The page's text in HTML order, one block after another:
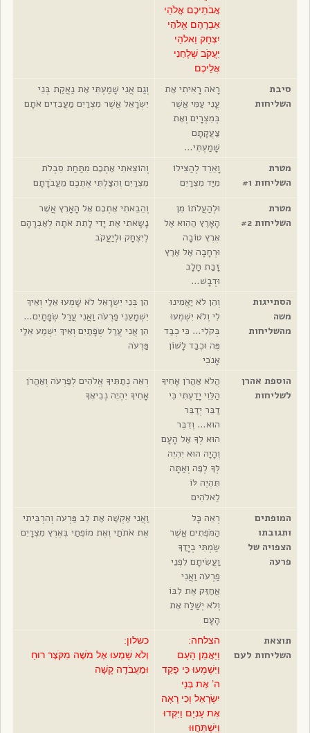
אֲבֹתֵיכֶם אֱלֹהֵי
אַבְרָהָם אֱלֹהֵי
יִצְחָק וֵאלֹהֵי
יַעֲקֹב שְׁלָחַנִי
אֲלֵיכֶם
סיבת
השליחות
רָאֹה רָאִיתִי אֶת
עֳנִי עַמִּי אֲשֶׁר
בְּמִצְרָיִם וְאֶת
צַעֲקָתָם
שָׁמַעְתִּי…
וְגַם אֲנִי שָׁמַעְתִּי אֶת נַאֲקַת בְּנֵי
יִשְׂרָאֵל אֲשֶׁר מִצְרַיִם מַעֲבִדִים אֹתָם
מטרת
השליחות #1
וָאֵרֵד לְהַצִּילוֹ
מִיַּד מִצְרַיִם
וְהוֹצֵאתִי אֶתְכֶם מִתַּחַת סִבְלֹת
מִצְרַיִם וְהִצַּלְתִּי אֶתְכֶם מֵעֲבֹדָתָם
מטרת
השליחות #2
וּלְהַעֲלֹתוֹ מִן
הָאָרֶץ הַהִוא אֶל
אֶרֶץ טוֹבָה
וּרְחָבָה אֶל אֶרֶץ
זָבַת חָלָב
וּדְבָשׁ…
וְהֵבֵאתִי אֶתְכֶם אֶל הָאָרֶץ אֲשֶׁר
נָשָׂאתִי אֶת יָדִי לָתֵת אֹתָהּ לְאַבְרָהָם
לְיִצְחָק וּלְיַעֲקֹב
הסתייגות
משה
מהשליחות
וְהֵן לֹא יַאֲמִינוּ
לִי וְלֹא יִשְׁמְעוּ
בְּקֹלִי… כִּי כְבַד
פֶּה וּכְבַד לָשׁוֹן
אָנֹכִי
הֵן בְּנֵי יִשְׂרָאֵל לֹא שָׁמְעוּ אֵלַי וְאֵיךְ
יִשְׁמָעֵנִי פַרְעֹה וַאֲנִי עֲרַל שְׂפָתָיִם…
הֵן אֲנִי עֲרַל שְׂפָתַיִם וְאֵיךְ יִשְׁמַע אֵלַי
פַּרְעֹה
הוספת אהרן
לשליחות
הֲלֹא אַהֲרֹן אָחִיךָ
הַלֵּוִי יָדַעְתִּי כִּי
דַבֵּר יְדַבֵּר
הוּא… וְדִבֶּר
הוּא לְךָ אֶל הָעָם
וְהָיָה הוּא יִהְיֶה
לְּךָ לְפֶה וְאַתָּה
תִּהְיֶה לּוֹ
לֵאלֹהִים
רְאֵה נְתַתִּיךָ אֱלֹהִים לְפַרְעֹה וְאַהֲרֹן
אָחִיךָ יִהְיֶה נְבִיאֶךָ
המופתים
ותגובתו
הצפויה של
פרעה
רְאֵה כָּל
הַמֹּפְתִים אֲשֶׁר
שַׂמְתִּי בְיָדֶךָ
וַעֲשִׂיתָם לִפְנֵי
פַרְעֹה וַאֲנִי
אֲחַזֵּק אֶת לִבּוֹ
וְלֹא יְשַׁלַּח אֶת
הָעָם
וַאֲנִי אַקְשֶׁה אֶת לֵב פַּרְעֹה וְהִרְבֵּיתִי
אֶת אֹתֹתַי וְאֶת מוֹפְתַי בְּאֶרֶץ מִצְרָיִם
תוצאת
השליחות לעם
הצלחה:
וַיַּאֲמֵן הָעָם
וַיִּשְׁמְעוּ כִּי פָקַד
ה’ אֶת בְּנֵי
יִשְׂרָאֵל וְכִי רָאָה
אֶת עָנְיָם וַיִּקְּדוּ
וַיִּשְׁתַּחֲוּוּ
כשלון:
וְלֹא שָׁמְעוּ אֶל מֹשֶׁה מִקֹּצֶר רוּחַ
וּמֵעֲבֹדָה קָשָׁה